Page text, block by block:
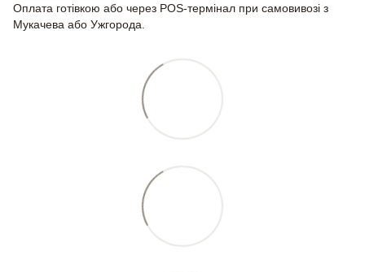
Оплата готівкою або через POS-термінал при самовивозі з
Мукачева або Ужгорода.